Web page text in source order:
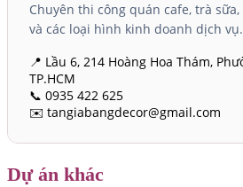
Chuyên thi công quán cafe, trà
và các loại hình kinh doanh dịch vụ.
📍 Lầu 6, 214 Hoàng Hoa Thám,
TP.HCM
📞 0935 422 625
✉️ tangiabangdecor@gmail.com
Dự án khác